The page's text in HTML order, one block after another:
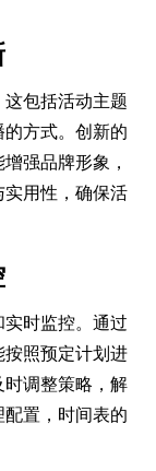
包括活动主题
方式。创新的
强品牌形象，
用性，确保活
时监控。通过
照预定计划进
调整策略，解
置，时间表的